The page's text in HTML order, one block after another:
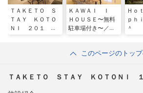
ＴＡＫＥＴＯ Ｓ
ＴＡＹ ＫＯＴＯ
ＮＩ ２０１ ＾
ＫＡＷＡＩ Ｉ
ＨＯＵＳＥ〜無料
駐車場付き〜／民
Ｈｏ
ｐｈ
＾
このページのトッ
ＴＡＫＥＴＯ ＳＴＡＹ ＫＯＴＯＮＩ